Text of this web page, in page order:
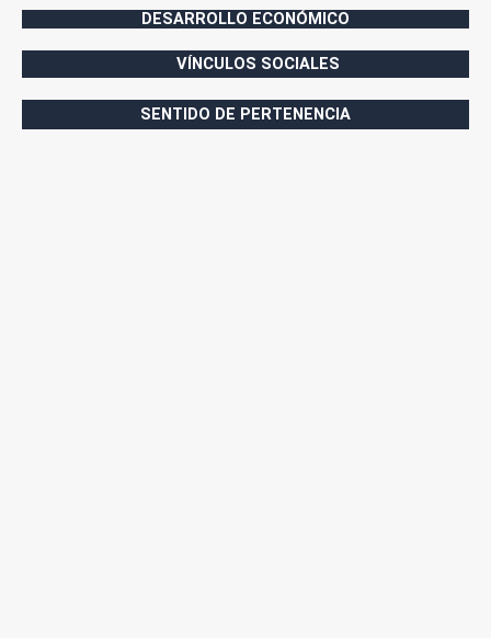
DESARROLLO ECONÓMICO
VÍNCULOS SOCIALES
SENTIDO DE PERTENENCIA